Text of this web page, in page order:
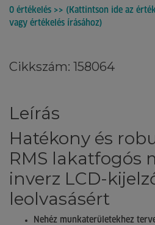
0 értékelés >> (Kattintson ide az
vagy értékelés írásához)
Cikkszám: 158064
Leírás
Hatékony és
RMS lakatfogós
inverz LCD-
leolvasásért
Nehéz munkaterületekhez